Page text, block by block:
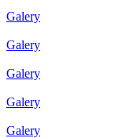
Galery
Galery
Galery
Galery
Galery